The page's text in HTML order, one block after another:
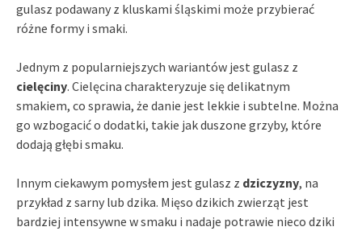
gulasz podawany z kluskami śląskimi może przybierać
różne formy i smaki.
Jednym z popularniejszych wariantów jest gulasz z
cielęciny. Cielęcina charakteryzuje się delikatnym
smakiem, co sprawia, że danie jest lekkie i subtelne. Można
go wzbogacić o dodatki, takie jak duszone grzyby, które
dodają głębi smaku.
Innym ciekawym pomysłem jest gulasz z dziczyzny, na
przykład z sarny lub dzika. Mięso dzikich zwierząt jest
bardziej intensywne w smaku i nadaje potrawie nieco dziki